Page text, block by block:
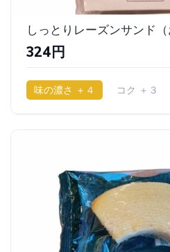
324円
味の濃さ ＋４ コク ＋３